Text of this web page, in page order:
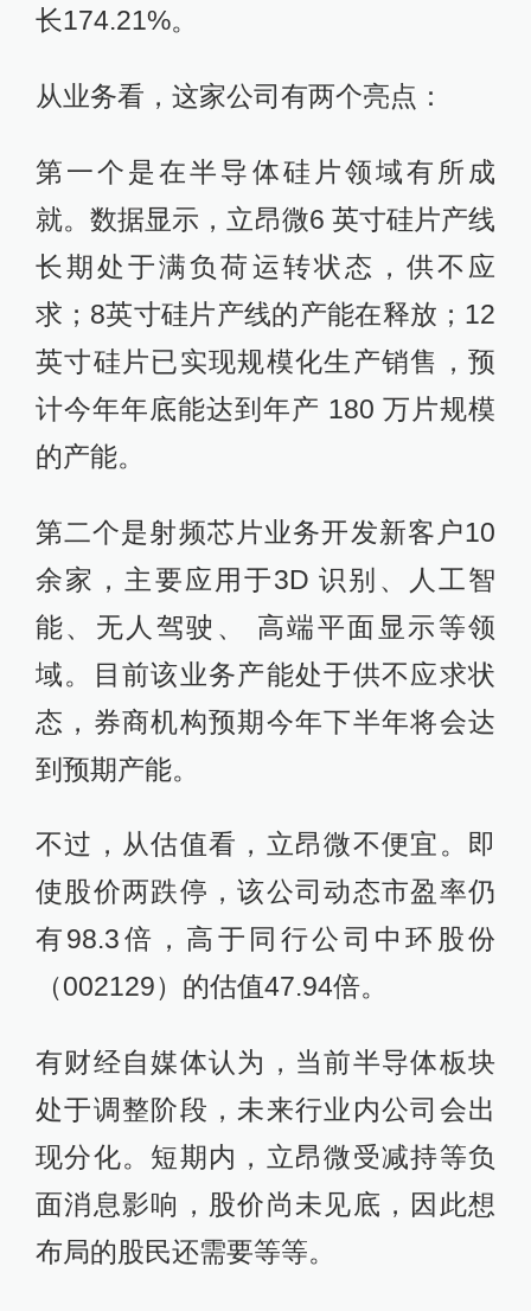
长174.21%。
从业务看，这家公司有两个亮点：
第一个是在半导体硅片领域有所成
就。数据显示，立昂微6 英寸硅片产线
长期处于满负荷运转状态，供不应
求；8英寸硅片产线的产能在释放；12
英寸硅片已实现规模化生产销售，预
计今年年底能达到年产 180 万片规模
的产能。
第二个是射频芯片业务开发新客户10
余家，主要应用于3D 识别、人工智
能、无人驾驶、 高端平面显示等领
域。目前该业务产能处于供不应求状
态，券商机构预期今年下半年将会达
到预期产能。
不过，从估值看，立昂微不便宜。即
使股价两跌停，该公司动态市盈率仍
有98.3倍，高于同行公司中环股份
（002129）的估值47.94倍。
有财经自媒体认为，当前半导体板块
处于调整阶段，未来行业内公司会出
现分化。短期内，立昂微受减持等负
面消息影响，股价尚未见底，因此想
布局的股民还需要等等。